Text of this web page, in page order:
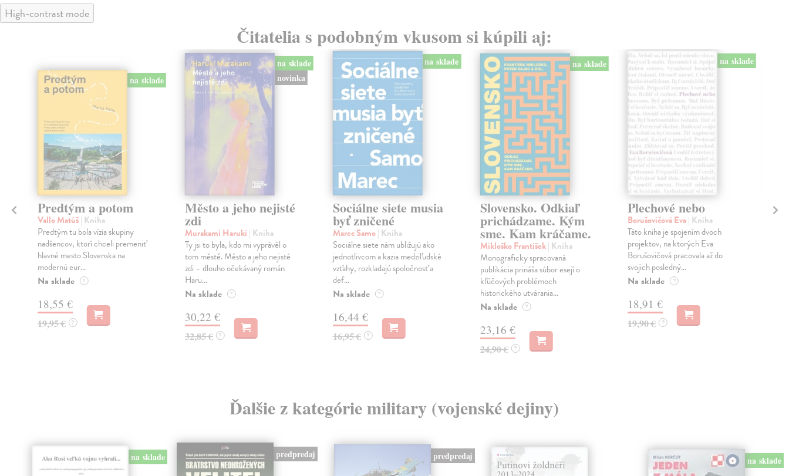
High-contrast mode
Čitatelia s podobným vkusom si kúpili aj:
na sklade
Predtým a potom
Vallo Matúš| Kniha
Predtým tu bola vízia skupiny
nadšencov, ktorí chceli premeniť
hlavné mesto Slovenska na
modernú eur...
Na sklade ?
18,55 €
19,95 € ?
na sklade
novinka
Město a jeho nejisté
zdi
Murakami Haruki | Kniha
Ty jsi to byla, kdo mi vyprávěl o
tom městě. Město a jeho nejisté
zdi – dlouho očekávaný román
Haru...
Na sklade ?
30,22 €
32,85 € ?
na sklade
Sociálne siete musia
byť zničené
Marec Samo| Kniha
Sociálne siete nám ubližujú ako
jednotlivcom a kazia medziľudské
vzťahy, rozkladajú spoločnosť a
def...
Na sklade ?
16,44 €
16,95 € ?
na sklade
Slovensko. Odkiaľ
prichádzame. Kým
sme. Kam kráčame.
Mikloško František| Kniha
Monograficky spracovaná
publikácia prináša súbor esejí o
kľúčových problémoch
historického utvárania...
Na sklade ?
23,16 €
24,90 € ?
na sklade
Plechové nebo
Borušovičová Eva| Kniha
Táto kniha je spojením dvoch
projektov, na ktorých Eva
Borušovičová pracovala až do
svojich posledný...
Na sklade ?
18,91 €
19,90 € ?
Ďalšie z kategórie military (vojenské dejiny)
na sklade predpredaj predpredaj na sklade